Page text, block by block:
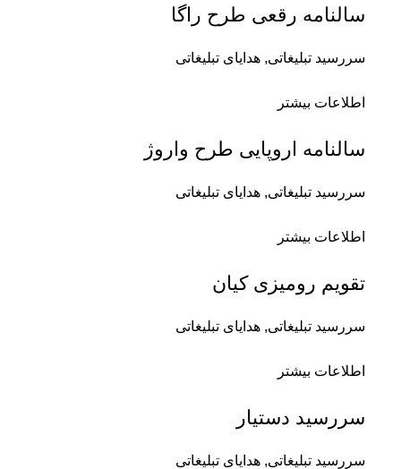
سالنامه رقعی طرح راگا
سررسید تبلیغاتی, هدایای تبلیغاتی
اطلاعات بیشتر
سالنامه اروپایی طرح واروژ
سررسید تبلیغاتی, هدایای تبلیغاتی
اطلاعات بیشتر
تقویم رومیزی کیان
سررسید تبلیغاتی, هدایای تبلیغاتی
اطلاعات بیشتر
سررسید دستیار
سررسید تبلیغاتی, هدایای تبلیغاتی